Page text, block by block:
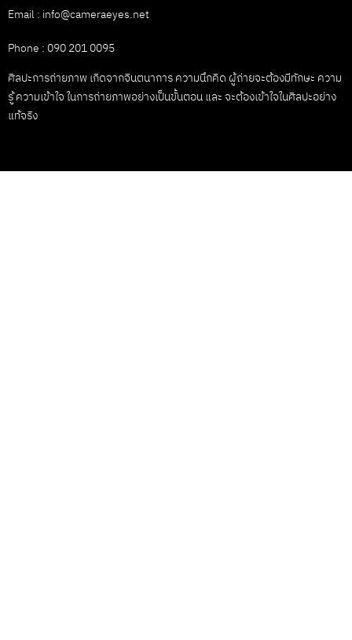
Email : info@cameraeyes.net
Phone : 090 201 0095
ศิลปะการถ่ายภาพ เกิดจากจินตนาการ ความนึกคิด ผู้ถ่ายจะต้องมีทักษะ ความ
รู้ ความเข้าใจ ในการถ่ายภาพอย่างเป็นขั้นตอน และ จะต้องเข้าใจในศิลปะอย่าง
แท้จริง